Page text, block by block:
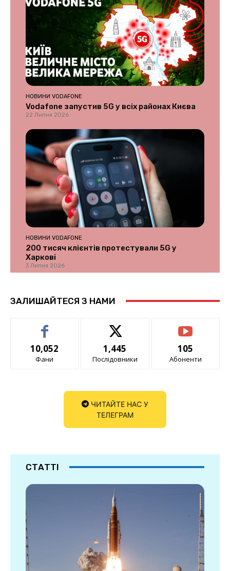
НОВИНИ VODAFONE
Vodafone запустив 5G у всіх районах Києва
22 Липня 2026
НОВИНИ VODAFONE
200 тисяч клієнтів протестували 5G у
Харкові
3 Липня 2026
ЗАЛИШАЙТЕСЯ З НАМИ
10,052
Фани
1,445
Послідовники
105
Абоненти
ЧИТАЙТЕ НАС У
ТЕЛЕГРАМ
СТАТТІ